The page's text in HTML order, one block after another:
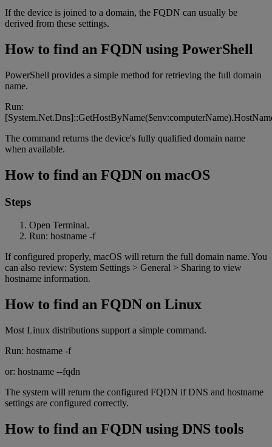
If the device is joined to a domain, the FQDN can usually be
derived from these settings.
How to find an FQDN using PowerShell
PowerShell provides a simple method for retrieving the full domain
name.
Run:
The command returns the device's fully qualified domain name
when available.
How to find an FQDN on macOS
Steps
Open Terminal.
Run: hostname -f
If configured properly, macOS will return the full domain name. You
can also review: System Settings > General > Sharing to view
hostname information.
How to find an FQDN on Linux
Most Linux distributions support a simple command.
Run: hostname -f
or: hostname --fqdn
The system will return the configured FQDN if DNS and hostname
settings are configured correctly.
How to find an FQDN using DNS tools